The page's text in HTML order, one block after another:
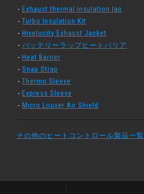
Exhaust thermal insulation lap
Turbo Insulation Kit
Hivelocity Exhaust Jacket
バッテリーラップヒートバリア
Heat Barrier
Snap Strap
Thermo Sleeve
Express Sleeve
Micro Louver Air Shield
その他のヒートコントロール製品一覧